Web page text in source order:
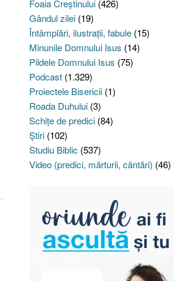
Foaia Creştinului(426)
Gândul zilei(19)
Întâmplări, ilustraţii, fabule(15)
Minunile Domnului Isus (14)
Pildele Domnului Isus (75)
Podcast(1.329)
Proiectele Bisericii(1)
Roada Duhului(3)
Schiţe de predici(84)
Ştiri(102)
Studiu Biblic (537)
Video (predici, mărturii, cântări) (46)